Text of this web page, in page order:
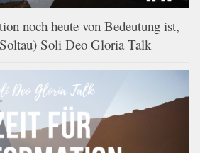
noch heute von Bedeutung ist,
Soli Deo Gloria Talk